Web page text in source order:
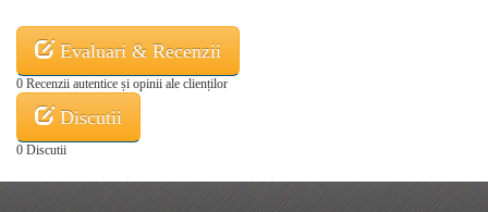
Evaluari & Recenzii
0 Recenzii autentice și opinii ale clienților
Discutii
0 Discutii